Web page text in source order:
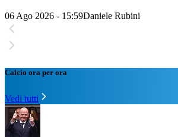
06 Ago 2026 - 15:59Daniele Rubini
Calcio ora per ora
Vedi tutti